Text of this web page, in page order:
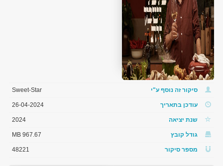
סיקור זה נוסף ע"י Sweet-Star
עודכן בתאריך 26-04-2024
שנת יציאה 2024
גודל קובץ 967.67 MB
מספר סיקור 48221